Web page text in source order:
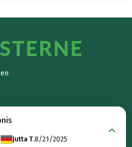
STERNE
Jutta T.8/21/2025